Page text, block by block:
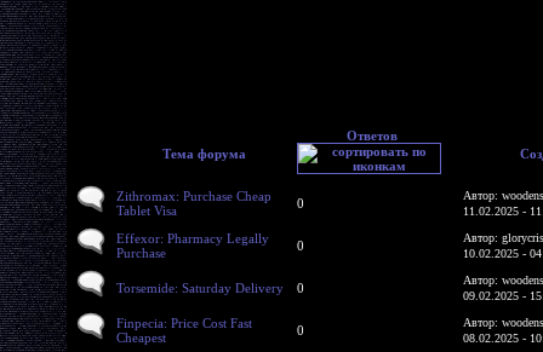
Тема форума
Ответов
Zithromax: Purchase Cheap
Tablet Visa
0
Автор:
11.02.2025 -
Effexor: Pharmacy Legally
Purchase
0
Автор:
10.02.2025 -
Torsemide: Saturday Delivery 0
Автор:
09.02.2025 -
Finpecia: Price Cost Fast
Cheapest
0
Автор:
08.02.2025 -